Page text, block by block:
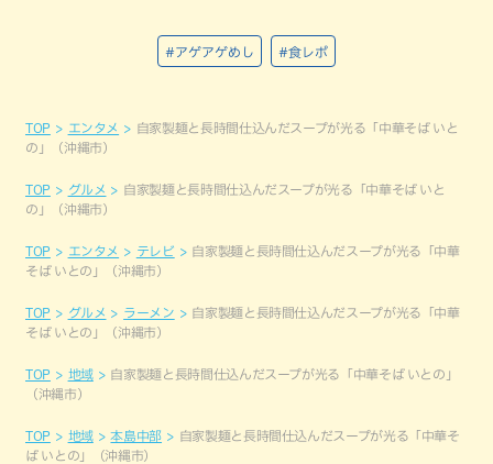
#アゲアゲめし #食レポ
TOP エンタメ
自家製麺と長時間仕込んだスープが光る「中華そば いと
の」（沖縄市）
TOP グルメ
自家製麺と長時間仕込んだスープが光る「中華そば いと
の」（沖縄市）
TOP エンタメ テレビ
自家製麺と長時間仕込んだスープが光る「中華
そば いとの」（沖縄市）
TOP グルメ ラーメン
自家製麺と長時間仕込んだスープが光る「中華
そば いとの」（沖縄市）
TOP 地域
自家製麺と長時間仕込んだスープが光る「中華そば いとの」
（沖縄市）
TOP 地域 本島中部
自家製麺と長時間仕込んだスープが光る「中華そ
ば いとの」（沖縄市）